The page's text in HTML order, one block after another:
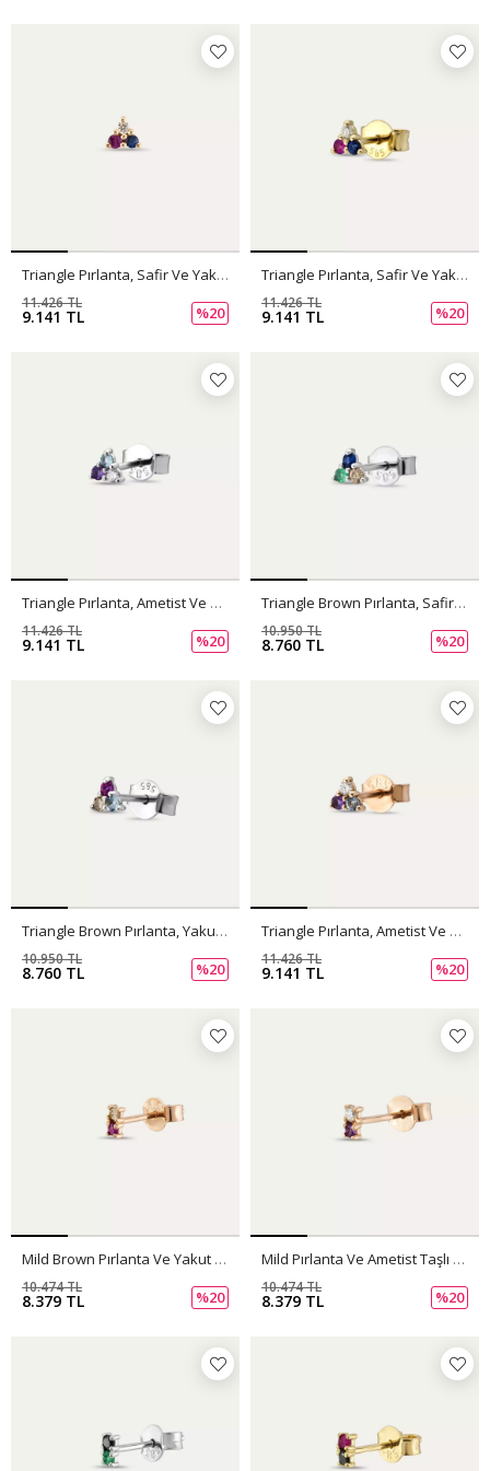
Triangle Pırlanta, Safir Ve Yakut Taşlı Mini Tek Küpe
9.141 TL
11.426 TL
%20
Triangle Pırlanta, Safir Ve Yakut Taşlı Mini Tek Küpe
9.141 TL
11.426 TL
%20
Triangle Pırlanta, Ametist Ve Aquamarin Taşlı Mini Tek Küpe
9.141 TL
11.426 TL
%20
Triangle Brown Pırlanta, Safir Ve Zümrüt Taşlı Mini Tek Küpe
8.760 TL
10.950 TL
%20
Triangle Brown Pırlanta, Yakut Ve Aquamarin Taşlı Mini Tek Küpe
8.760 TL
10.950 TL
%20
Triangle Pırlanta, Ametist Ve Aquamarin Taşlı Mini Tek Küpe
9.141 TL
11.426 TL
%20
Mild Brown Pırlanta Ve Yakut Taşlı Mini Tek Küpe
8.379 TL
10.474 TL
%20
Mild Pırlanta Ve Ametist Taşlı Mini Tek Küpe
8.379 TL
10.474 TL
%20